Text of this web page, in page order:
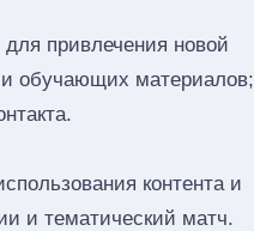
привлечения новой
обучающих материалов;
контента и
и тематический матч.